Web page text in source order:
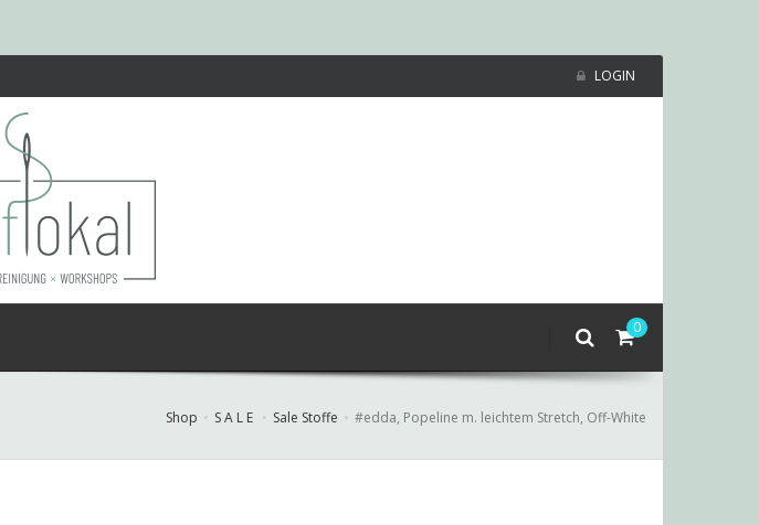
LOGIN
0
Shop S A L E Sale Stoffe #edda, Popeline m. leichtem Stretch, Off-White